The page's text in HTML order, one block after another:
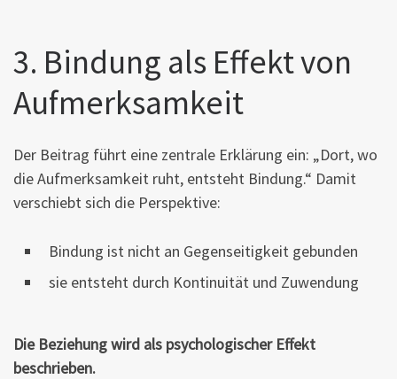
3. Bindung als Effekt von
Aufmerksamkeit
Der Beitrag führt eine zentrale Erklärung ein: „Dort, wo
die Aufmerksamkeit ruht, entsteht Bindung.“ Damit
verschiebt sich die Perspektive:
Bindung ist nicht an Gegenseitigkeit gebunden
sie entsteht durch Kontinuität und Zuwendung
Die Beziehung wird als psychologischer Effekt
beschrieben.